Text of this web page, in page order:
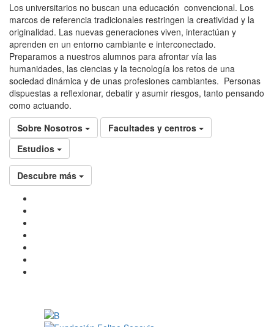
Los universitarios no buscan una educación convencional. Los
marcos de referencia tradicionales restringen la creatividad y la
originalidad. Las nuevas generaciones viven, interactúan y
aprenden en un entorno cambiante e interconectado.
Preparamos a nuestros alumnos para afrontar vía las
humanidades, las ciencias y la tecnología los retos de una
sociedad dinámica y de unas profesiones cambiantes. Personas
dispuestas a reflexionar, debatir y asumir riesgos, tanto pensando
como actuando.
Sobre Nosotros
Facultades y centros
Estudios
Descubre más